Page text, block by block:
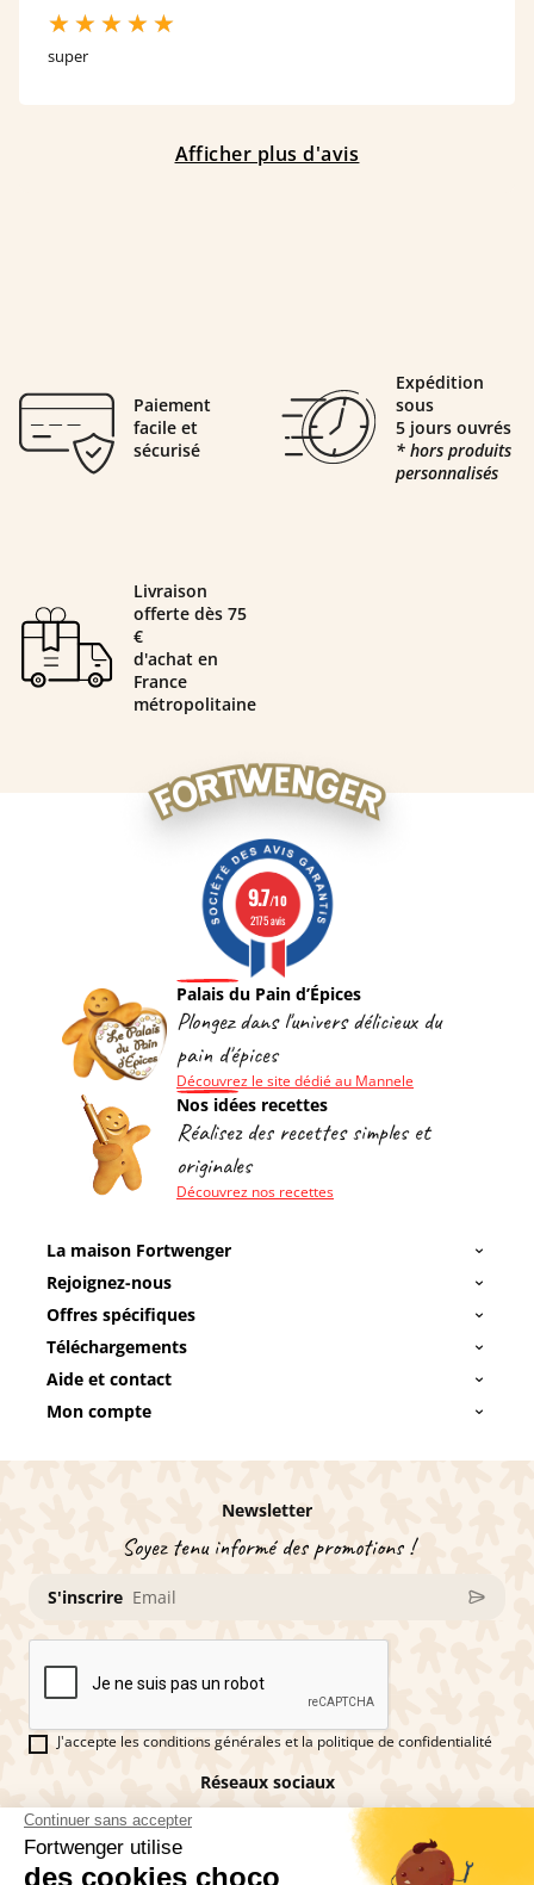
super
Afficher plus d'avis
Paiement
facile et
sécurisé
Expédition
sous
5 jours ouvrés
* hors produits
personnalisés
Livraison
offerte dès 75
€
d'achat en
France
métropolitaine
Palais du Pain d’Épices
Plongez dans l'univers délicieux du
pain d'épices
Découvrez le site dédié au Mannele
9.7/10
2175 avis
Nos idées recettes
Réalisez des recettes simples et
originales
Découvrez nos recettes
La maison Fortwenger
Rejoignez-nous
Offres spécifiques
Téléchargements
Aide et contact
Mon compte
Newsletter
Soyez tenu informé des promotions !
S'inscrire
J'accepte les conditions générales et la politique de confidentialité
Réseaux sociaux
Vous êtes fan de pains d'épices ?